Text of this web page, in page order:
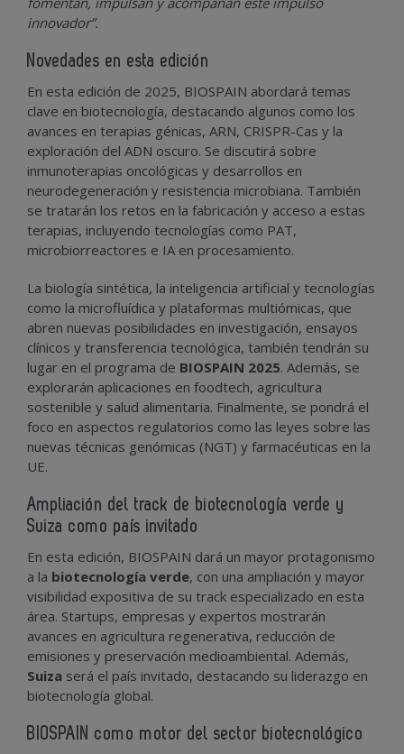
innovador”.
Novedades en esta edición
En esta edición de 2025, BIOSPAIN abordará temas
clave en biotecnología, destacando algunos como los
avances en terapias génicas, ARN, CRISPR-Cas y la
exploración del ADN oscuro. Se discutirá sobre
inmunoterapias oncológicas y desarrollos en
neurodegeneración y resistencia microbiana. También
se tratarán los retos en la fabricación y acceso a estas
terapias, incluyendo tecnologías como PAT,
microbiorreactores e IA en procesamiento.
La biología sintética, la inteligencia artificial y tecnologías
como la microfluídica y plataformas multiómicas, que
abren nuevas posibilidades en investigación, ensayos
clínicos y transferencia tecnológica, también tendrán su
lugar en el programa de BIOSPAIN 2025. Además, se
explorarán aplicaciones en foodtech, agricultura
sostenible y salud alimentaria. Finalmente, se pondrá el
foco en aspectos regulatorios como las leyes sobre las
nuevas técnicas genómicas (NGT) y farmacéuticas en la
UE.
Ampliación del track de biotecnología verde y
Suiza como país invitado
En esta edición, BIOSPAIN dará un mayor protagonismo
a la biotecnología verde, con una ampliación y mayor
visibilidad expositiva de su track especializado en esta
área. Startups, empresas y expertos mostrarán
avances en agricultura regenerativa, reducción de
emisiones y preservación medioambiental. Además,
Suiza será el país invitado, destacando su liderazgo en
biotecnología global.
BIOSPAIN como motor del sector biotecnológico